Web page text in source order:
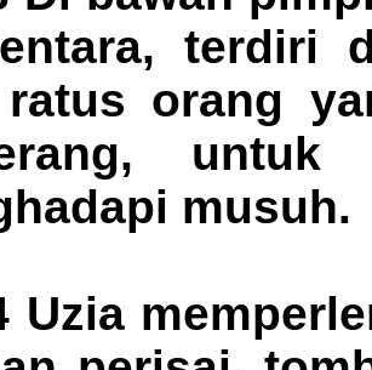
terdiri
orang
untuk
musuh.
Uzia